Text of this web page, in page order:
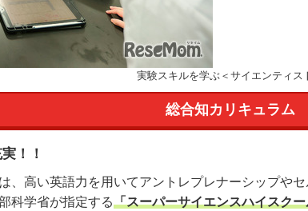
実験スキルを学ぶ＜サイエンティス
総合知カリキュラム
！！
高い英語力を用いてアントレプレナーシップやセ
科学省が指定する「スーパーサイエンスハイスク